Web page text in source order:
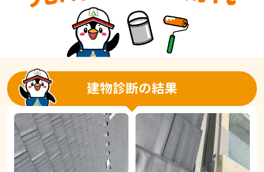
建物診断の結果